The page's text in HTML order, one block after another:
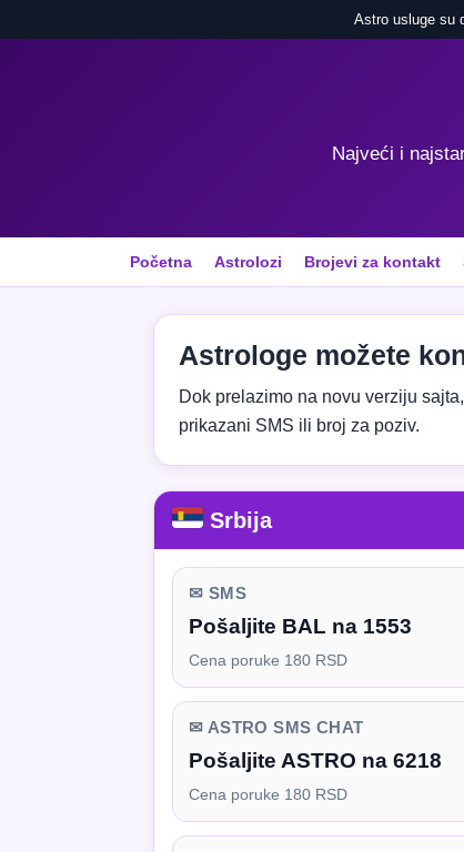
Astro usluge su
Najveći i
Početna Astrolozi Brojevi za kontakt
Astrologe možete
Dok prelazimo na novu verziju
prikazani SMS ili broj za poziv.
Srbija
✉ SMS
Pošaljite BAL na 1553
Cena poruke 180 RSD
✉ ASTRO SMS CHAT
Pošaljite ASTRO na 6218
Cena poruke 180 RSD